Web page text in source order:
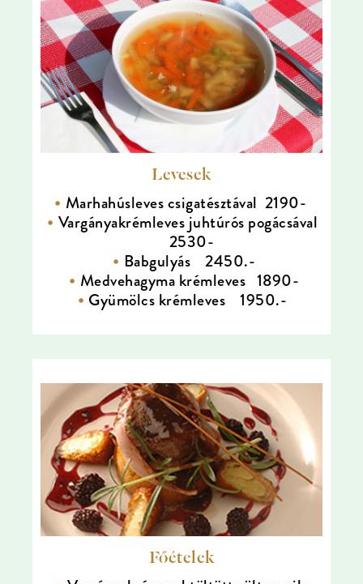
Levesek
Marhahúsleves csigatésztával 2190-
Vargányakrémleves juhtúrós pogácsával
2530-
Babgulyás 2450.-
Medvehagyma krémleves 1890-
Gyümölcs krémleves 1950.-
Főételek